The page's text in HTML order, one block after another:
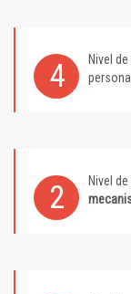
4 Nivel
2 Nivel